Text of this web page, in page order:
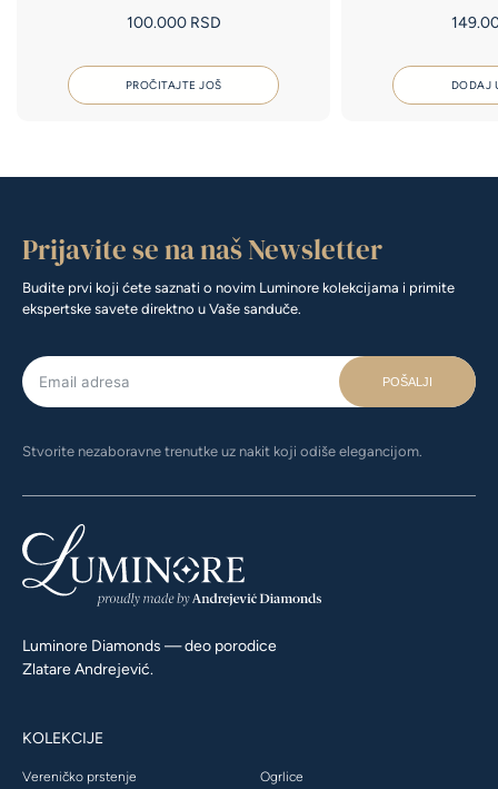
100.000 RSD
PROČITAJTE JOŠ DODAJ
Prijavite se na naš Newsletter
Budite prvi koji ćete saznati o novim Luminore kolekcijama i primite
ekspertske savete direktno u Vaše sanduče.
POŠALJI
Stvorite nezaboravne trenutke uz nakit koji odiše elegancijom.
Luminore Diamonds — deo porodice
Zlatare Andrejević.
KOLEKCIJE
Vereničko prstenje Ogrlice